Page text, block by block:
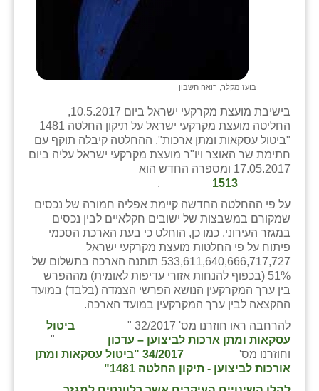
בועז מקלר, רואה חשבון
בישיבת מועצת מקרקעי ישראל ביום 10.5.2017,
החליטה מועצת מקרקעי ישראל על תיקון החלטה 1481
"ביטול עסקאות ומתן ארכות". ההחלטה קיבלה תוקף עם
חתימת שר האוצר ויו"ר מועצת מקרקעי ישראל עליה ביום
17.05.2017 ומספרה החדש הוא
1513
.
על פי ההחלטה החדשה קיימת אפליה חמורה של נכסים
שמקורם במשבצות של ישובים חקלאיים לבין נכסים
במגזר העירוני, כמו כן, הוחלט כי בעת הארכת הסכמי
פיתוח על פי החלטות מועצת מקרקעי ישראל
533,611,640,666,717,727 תותנה הארכה בתשלום של
51% (בכפוף להנחות אזורי עדיפות לאומית) מההפרש
בין ערך המקרקעין הנושא הפרשי הצמדה (בלבד) במועד
ההקצאה לבין ערך המקרקעין במועד הארכה.
להרחבה ראו חוזרנו מס' 32/2017 "
ביטול
עסקאות ומתן ארכות לביצוען – עדכון
"
וחוזרנו מס'
34/2017 "ביטול עסקאות ומתן
אורכות לביצוען - תיקון החלטה 1481"
יבול (מורג)
יקנעם
כליל
יד השמונה
כפר אביב
כפר ביאליק
כפר הרי״ף
כפר מישר
כפר מע״ש
כפר מרדכי
כפר סבא (אגרא)